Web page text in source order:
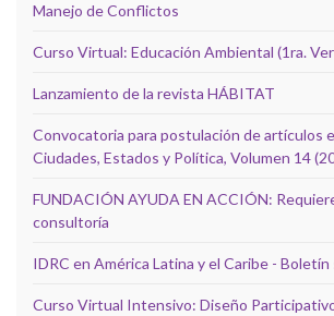
Manejo de Conflictos
Curso Virtual: Educación Ambiental (1ra.
Lanzamiento de la revista HÁBITAT
Convocatoria para postulación de artículos
Ciudades, Estados y Política, Volumen 14
FUNDACIÓN AYUDA EN ACCIÓN:
consultoría
IDRC en América Latina y el Caribe -
Curso Virtual Intensivo: Diseño